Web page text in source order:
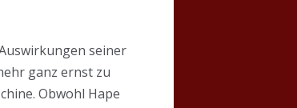
seiner
ganz ernst zu
Obwohl Hape